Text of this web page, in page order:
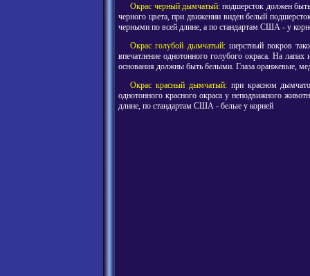
Окрас черный дымчатый:подшерсток должен
черного цвета, при движении виден белый
черными по всей длине, а по стандартам США - у
Окрас голубой дымчатый:шерстный покров
впечатление однотонного голубого окраса. На
основания должны быть белыми. Глаза оранжевые,
Окрас красный дымчатый:при красном
однотонного красного окраса у неподвижного
длине, по стандартам США - белые у корней